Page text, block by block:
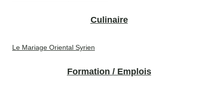
Culinaire
Le Mariage Oriental Syrien
Formation / Emplois